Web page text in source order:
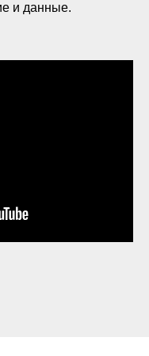
и данные.